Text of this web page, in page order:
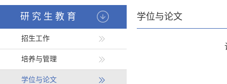
研究生教育
招生工作
培养与管理
学位与论文
学位与论文